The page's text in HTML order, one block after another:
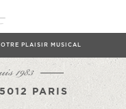
PLAISIR MUSICAL
1983
PARIS